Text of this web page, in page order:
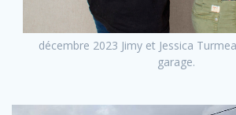
décembre 2023 Jimy et Jessica
garage.